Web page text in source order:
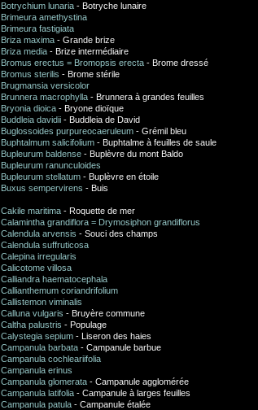
Botrychium lunaria - Botryche lunaire
Brimeura amethystina
Brimeura fastigiata
Briza maxima - Grande brize
Briza media - Brize intermédiaire
Bromus erectus = Bromopsis erecta - Brome dressé
Bromus sterilis - Brome stérile
Brugmansia versicolor
Brunnera macrophylla - Brunnera à grandes feuilles
Bryonia dioica - Bryone dioïque
Buddleia davidii - Buddleia de David
Buglossoides purpureocaeruleum - Grémil bleu
Buphtalmum salicifolium - Buphtalme à feuilles de saule
Bupleurum baldense - Buplèvre du mont Baldo
Bupleurum ranunculoides
Bupleurum stellatum - Buplèvre en étoile
Buxus sempervirens - Buis
Cakile maritima - Roquette de mer
Calamintha grandiflora = Drymosiphon grandiflorus
Calendula arvensis - Souci des champs
Calendula suffruticosa
Calepina irregularis
Calicotome villosa
Calliandra haematocephala
Callianthemum coriandrifolium
Callistemon viminalis
Calluna vulgaris - Bruyère commune
Caltha palustris - Populage
Calystegia sepium - Liseron des haies
Campanula barbata - Campanule barbue
Campanula cochleariifolia
Campanula erinus
Campanula glomerata - Campanule agglomérée
Campanula latifolia - Campanule à larges feuilles
Campanula patula - Campanule étalée